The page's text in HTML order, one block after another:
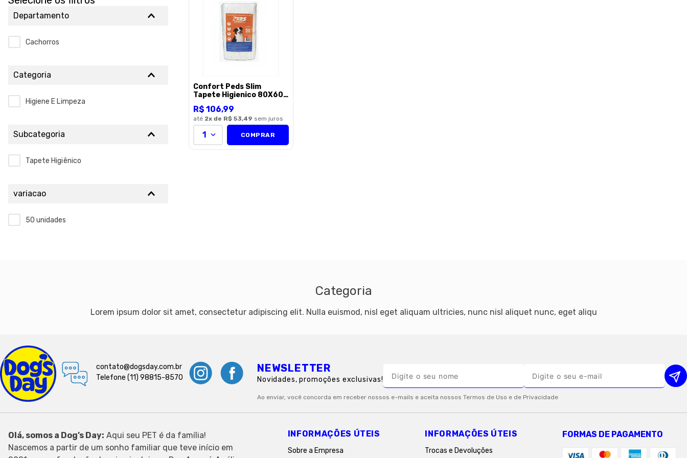
Departamento
Cachorros
Categoria
Higiene E Limpeza
Subcategoria
Tapete Higiênico
variacao
50 unidades
Confort Peds Slim
Tapete Higienico 80X60
R$ 106,99
até 2x de R$ 53,49 sem juros
1 COMPRAR
Categoria
Lorem ipsum dolor sit amet, consectetur adipiscing elit. Nulla euismod, nisl eget aliquam ultricies, nunc nisl aliquet nunc, eget aliqu
contato@dogsday.com.br
Telefone (11) 98815-8570
NEWSLETTER
Novidades, promoções exclusivas!
Olá, somos a Dog’s Day: Aqui seu PET é da família!
Nascemos a partir de um sonho familiar que teve início em
INFORMAÇÕES ÚTEIS
Sobre a Empresa
INFORMAÇÕES ÚTEIS
Trocas e Devoluções
FORMAS DE PAGAMENTO